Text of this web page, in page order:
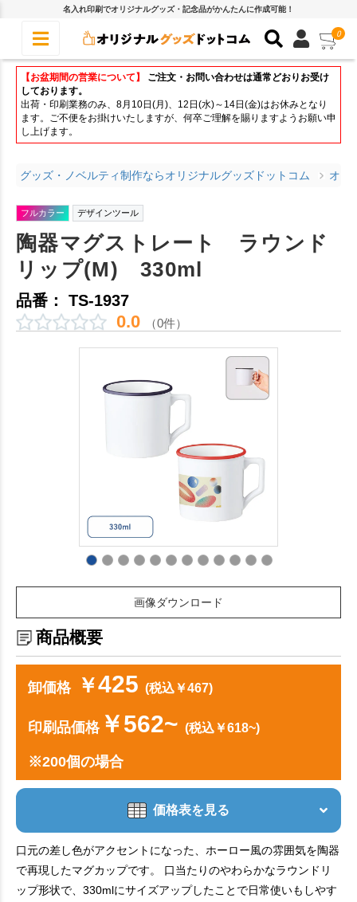
名入れ印刷でオリジナルグッズ・記念品がかんたんに作成可能！
0
【お盆期間の営業について】
ご注文・お問い合わせは通常どおりお受け
しております。
出荷・印刷業務のみ、8月10日(月)、12日(水)～14日(金)はお休みとなり
ます。ご不便をお掛けいたしますが、何卒ご理解を賜りますようお願い申
し上げます。
グッズ・ノベルティ制作ならオリジナルグッズドットコム オリ
フルカラー デザインツール
陶器マグストレート ラウンド
リップ(M) 330ml
品番： TS-1937
0.0 （0件）
画像ダウンロード
商品概要
卸価格 ￥425 (税込￥467)
印刷品価格￥562~ (税込￥618~)
※200個の場合
価格表を見る
口元の差し色がアクセントになった、ホーロー風の雰囲気を陶器
で再現したマグカップです。 口当たりのやわらかなラウンドリ
ップ形状で、330mlにサイズアップしたことで日常使いもしやす